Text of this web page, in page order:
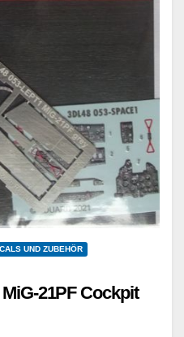
UND ZUBEHÖR
21PF Cockpit